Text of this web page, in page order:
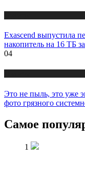
Exascend выпустила
накопитель на 16 ТБ
04
Это не пыль, это уже
фото грязного
Самое
1